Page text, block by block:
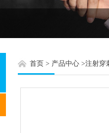
首页 > 产品中心 >注射穿